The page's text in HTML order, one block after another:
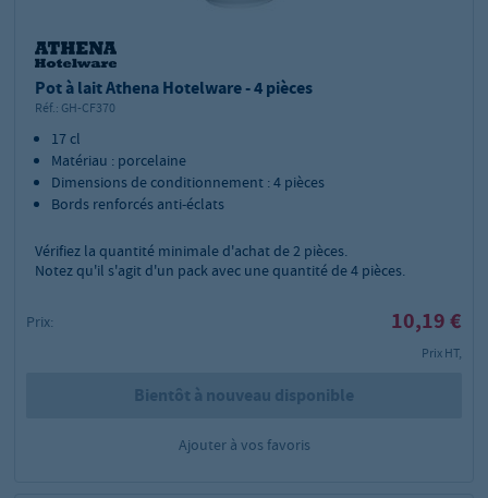
Pot à lait Athena Hotelware - 4 pièces
Réf.: GH-CF370
17 cl
Matériau : porcelaine
Dimensions de conditionnement : 4 pièces
Bords renforcés anti-éclats
Vérifiez la quantité minimale d'achat de2 pièces.
Notez qu'il s'agit d'un pack avec une quantité de 4 pièces.
Prix: 10,19 €
Prix HT,
Bientôt à nouveau disponible
Ajouter à vos favoris